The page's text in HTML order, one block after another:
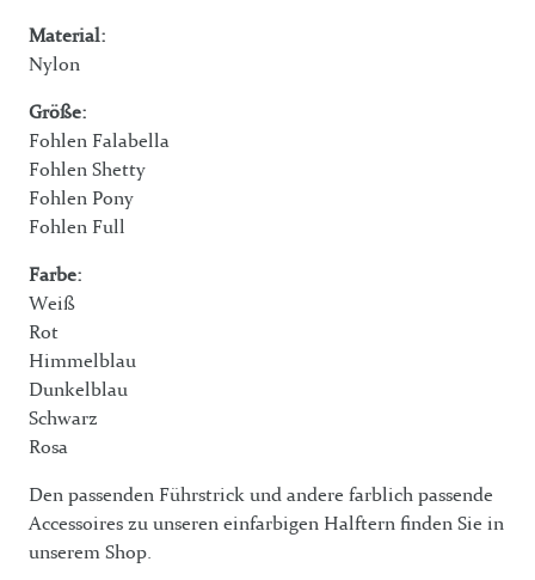
Material:
Nylon
Größe:
Fohlen Falabella
Fohlen Shetty
Fohlen Pony
Fohlen Full
Farbe:
Weiß
Rot
Himmelblau
Dunkelblau
Schwarz
Rosa
Den passenden Führstrick und andere farblich passende
Accessoires zu unseren einfarbigen Halftern finden Sie in
unserem Shop.